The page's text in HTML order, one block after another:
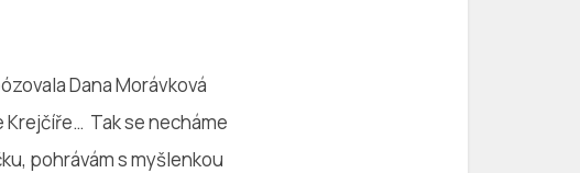
Dana Morávková
Krejčíře… Tak se necháme
pohrávám s myšlenkou